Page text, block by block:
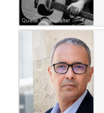
Quelle: Veranstalter